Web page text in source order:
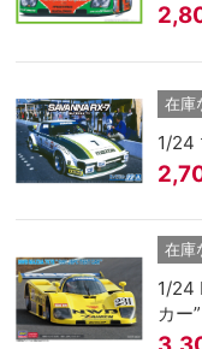
在庫
1/24
在庫
1/24
カー”